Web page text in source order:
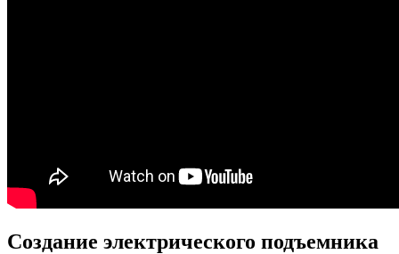
Создание электрического подъемника